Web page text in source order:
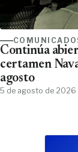
Continúa
certamen
agosto
5 de agosto de 2026